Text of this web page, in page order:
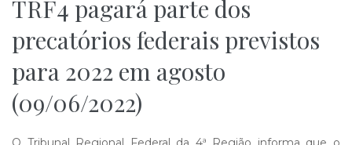
TRF4 pagará parte dos
precatórios federais previstos
para 2022 em agosto
(09/06/2022)